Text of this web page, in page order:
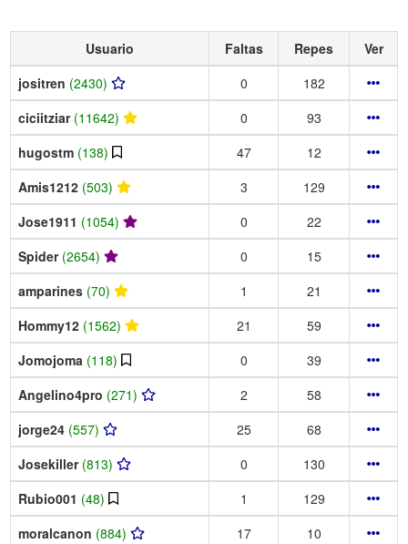
Usuario Faltas Repes
Ver
jositren (2430) 0
182
ciciitziar (11642) 0
93
hugostm (138) 47
12
Amis1212 (503) 3
129
Jose1911 (1054) 0
22
Spider (2654) 0
15
amparines (70) 1
21
Hommy12 (1562) 21
59
Jomojoma (118) 0
39
Angelino4pro (271) 2
58
jorge24 (557) 25
68
Josekiller (813) 0
130
Rubio001 (48) 1
129
moralcanon (884) 17
10